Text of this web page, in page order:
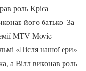
роль Кріса
його батько. За
MTV Movie
«Після нашої ери»
а Вілл виконав роль